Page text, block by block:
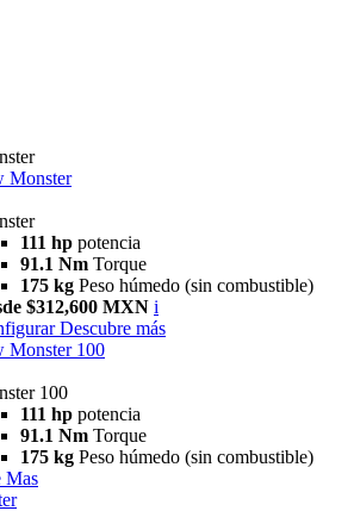
Monster
111 hp potencia
91.1 Nm Torque
175 kg Peso húmedo (sin combustible)
$312,600 MXN i
Descubre más
Monster 100
100
111 hp potencia
91.1 Nm Torque
175 kg Peso húmedo (sin combustible)
Mas